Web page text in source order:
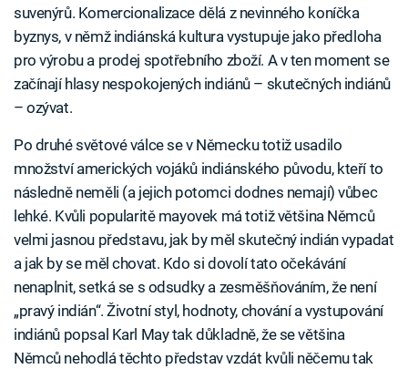
suvenýrů. Komercionalizace dělá z nevinného koníčka
byznys, v němž indiánská kultura vystupuje jako předloha
pro výrobu a prodej spotřebního zboží. A v ten moment se
začínají hlasy nespokojených indiánů – skutečných indiánů
– ozývat.
Po druhé světové válce se v Německu totiž usadilo
množství amerických vojáků indiánského původu, kteří to
následně neměli (a jejich potomci dodnes nemají) vůbec
lehké. Kvůli popularitě mayovek má totiž většina Němců
velmi jasnou představu, jak by měl skutečný indián vypadat
a jak by se měl chovat. Kdo si dovolí tato očekávání
nenaplnit, setká se s odsudky a zesměšňováním, že není
„pravý indián“. Životní styl, hodnoty, chování a vystupování
indiánů popsal Karl May tak důkladně, že se většina
Němců nehodlá těchto představ vzdát kvůli něčemu tak